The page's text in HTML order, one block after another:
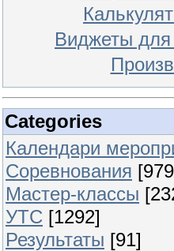
Виджеты
Categories
Календари
Соревнования
Мастер-классы
УТС [1292]
Результаты [91]